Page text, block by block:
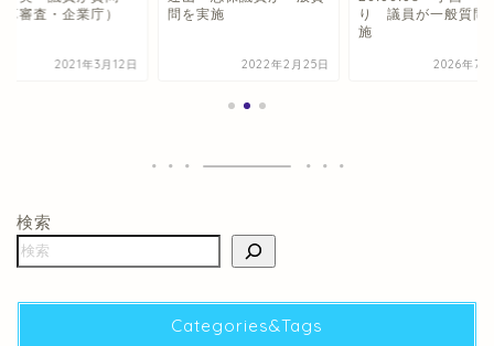
算審査・企業庁）
2021年3月12日
問を実施
2022年2月25日
り 議員が一般質問
施
2026年7
検索
Categories&Tags